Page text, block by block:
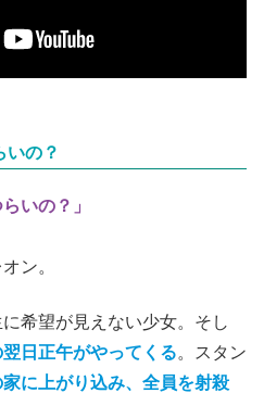
いの？
いの？」
ン。
希望が見えない少女。そし
日正午がやってくる。スタン
に上がり込み、全員を射殺